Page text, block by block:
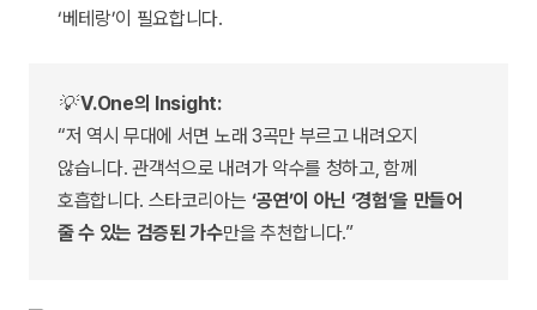
‘베테랑’이 필요합니다.
💡V.One의 Insight:
“저 역시 무대에 서면 노래 3곡만 부르고 내려오지
않습니다. 관객석으로 내려가 악수를 청하고, 함께
호흡합니다. 스타코리아는 ‘공연’이 아닌 ‘경험’을 만들어
줄 수 있는 검증된 가수만을 추천합니다.”